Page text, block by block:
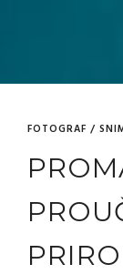
FOTOGRAF /